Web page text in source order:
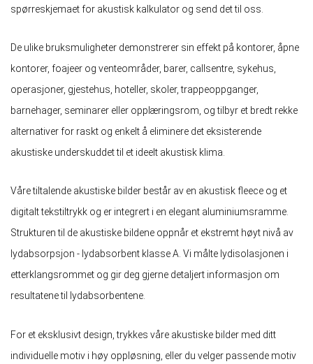
spørreskjemaet for akustisk kalkulator og send det til oss.
De ulike bruksmuligheter demonstrerer sin effekt på kontorer, åpne
kontorer, foajeer og venteområder, barer, callsentre, sykehus,
operasjoner, gjestehus, hoteller, skoler, trappeoppganger,
barnehager, seminarer eller opplæringsrom, og tilbyr et bredt rekke
alternativer for raskt og enkelt å eliminere det eksisterende
akustiske underskuddet til et ideelt akustisk klima.
Våre tiltalende akustiske bilder består av en akustisk fleece og et
digitalt tekstiltrykk og er integrert i en elegant aluminiumsramme.
Strukturen til de akustiske bildene oppnår et ekstremt høyt nivå av
lydabsorpsjon - lydabsorbent klasse A. Vi målte lydisolasjonen i
etterklangsrommet og gir deg gjerne detaljert informasjon om
resultatene til lydabsorbentene.
For et eksklusivt design, trykkes våre akustiske bilder med ditt
individuelle motiv i høy oppløsning, eller du velger passende motiv